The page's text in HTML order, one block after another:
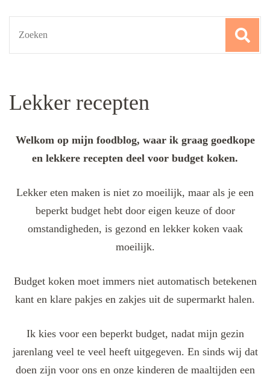
Lekker recepten
Welkom op mijn foodblog, waar ik graag goedkope
en lekkere recepten deel voor budget koken.
Lekker eten maken is niet zo moeilijk, maar als je een
beperkt budget hebt door eigen keuze of door
omstandigheden, is gezond en lekker koken vaak
moeilijk.
Budget koken moet immers niet automatisch betekenen
kant en klare pakjes en zakjes uit de supermarkt halen.
Ik kies voor een beperkt budget, nadat mijn gezin
jarenlang veel te veel heeft uitgegeven. En sinds wij dat
doen zijn voor ons en onze kinderen de maaltijden een